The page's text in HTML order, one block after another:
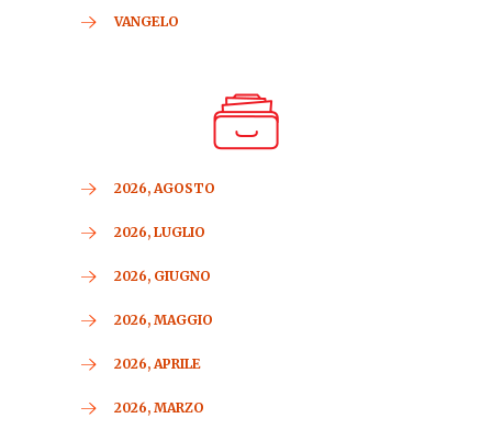
VANGELO
2026, AGOSTO
2026, LUGLIO
2026, GIUGNO
2026, MAGGIO
2026, APRILE
2026, MARZO